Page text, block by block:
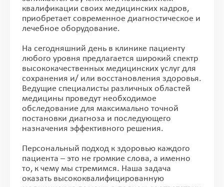
квалификации своих медицинских кадров,
приобретает современное диагностическое и
лечебное оборудование.
На сегодняшний день в клинике пациенту
любого уровня предлагается широкий спектр
высококачественных медицинских услуг для
сохранения и/ или восстановления здоровья.
Ведущие специалисты различных областей
медицины проведут необходимое
обследование для максимально точной
постановки диагноза и последующего
назначения эффективного решения.
Персональный подход к здоровью каждого
пациента – это не громкие слова, а именно
то, к чему мы стремимся. Наша задача
оказать высококвалифицированную